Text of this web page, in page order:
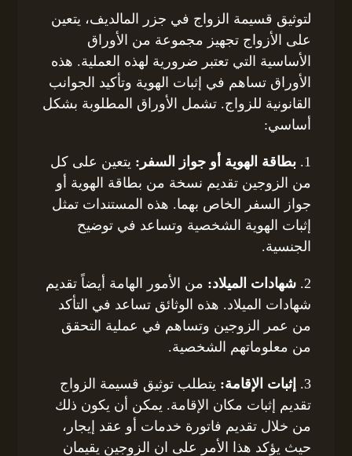
لتوثيق قسيمة الزواج في جزر المالديف، يتعين
على الأزواج تجهيز مجموعة من الأوراق
الأساسية التي تعتبر ضرورية لهذه العملية. هذه
الأوراق تساهم في إثبات الهوية وتأكيد الجوانب
القانونية للزواج. تشمل الأوراق المطلوبة بشكل
أساسي:
1. بطاقة الهوية أو جواز السفر: يتعين على كل
من الزوجين تقديم نسخة من بطاقة الهوية أو
جواز السفر الخاص بهما. هذه المستندات تمثل
إثبات الهوية الشخصية وتساعد في توضيح
الجنسية.
2. شهادات الميلاد: من الأمور الهامة أيضاً تقديم
شهادات الميلاد. هذه الوثائق تساعد في التأكد
من عمر الزوجين وتساهم في عملية التحقق
من معلوماتهم الشخصية.
3. إثبات الإقامة: يتطلب توثيق قسيمة الزواج
تقديم إثبات مكان الإقامة. يمكن أن يكون ذلك
من خلال تقديم فاتورة خدمات أو عقد إيجار،
حيث يؤكد هذا الأمر على ان الزوجين يقيمان